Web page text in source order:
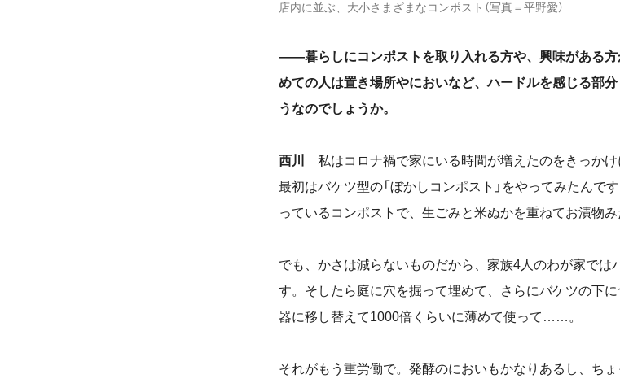
店内に並ぶ、大小さまざまなコンポスト（写真＝平野愛）
――暮らしにコンポストを取り入れる方や、興味がある方
めての人は置き場所やにおいなど、ハードルを感じる部
うなのでしょうか。
西川
私はコロナ禍で家にいる時間が増えたのをきっかけ
最初はバケツ型の「ぼかしコンポスト」をやってみたんで
っているコンポストで、生ごみと米ぬかを重ねてお漬物
でも、かさは減らないものだから、家族4人のわが家では
す。そしたら庭に穴を掘って埋めて、さらにバケツの下
器に移し替えて1000倍くらいに薄めて使って …… 。
それがもう重労働で。発酵のにおいもかなりあるし、ち